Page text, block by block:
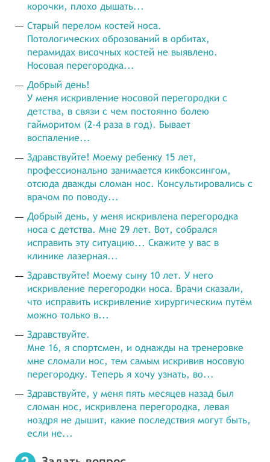
корочки, плохо дышать...
Старый перелом костей носа.
Потологических оброзований в орбитах,
перамидах височных костей не выявлено.
Носовая перегородка...
Добрый день!
У меня искривление носовой перегородки с
детства, в связи с чем постоянно болею
гайморитом (2-4 раза в год). Бывает
воспаление...
Здравствуйте! Моему ребенку 15 лет,
профессионально занимается кикбоксингом,
отсюда дважды сломан нос. Консультировались с
врачом по поводу...
Добрый день, у меня искривлена перегородка
носа с детства. Мне 29 лет. Вот, собрался
исправить эту ситуацию... Скажите у вас в
клинике лазерная...
Здравствуйте! Моему сыну 10 лет. У него
искривление перегородки носа. Врачи сказали,
что исправить искривление хирургическим путём
можно только в...
Здравствуйте.
Мне 16, я спортсмен, и однажды на тренеровке
мне сломали нос, тем самым искривив носовую
перегородку. Теперь я хочу узнать, во...
Здравствуйте, у меня пять месяцев назад был
сломан нос, искривлена перегородка, левая
ноздря не дышит, какие последствия могут быть,
если не...